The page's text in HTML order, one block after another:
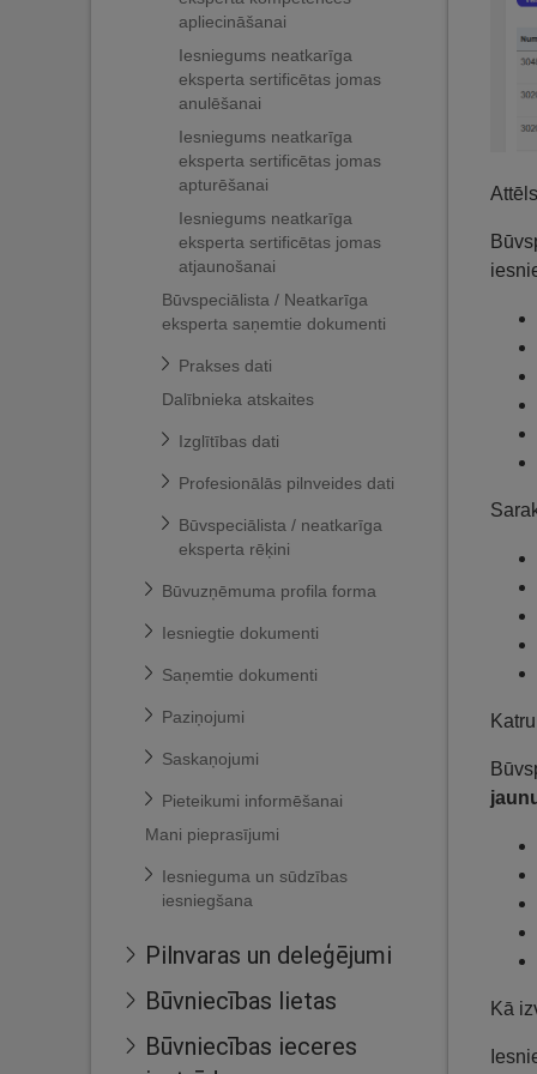
apliecināšanai
Iesniegums neatkarīga
eksperta sertificētas jomas
anulēšanai
Iesniegums neatkarīga
eksperta sertificētas jomas
apturēšanai
Iesniegums neatkarīga
eksperta sertificētas jomas
atjaunošanai
Būvspeciālista / Neatkarīga
eksperta saņemtie dokumenti
Prakses dati
Dalībnieka atskaites
Izglītības dati
Profesionālās pilnveides dati
Būvspeciālista / neatkarīga
eksperta rēķini
Būvuzņēmuma profila forma
Iesniegtie dokumenti
Saņemtie dokumenti
Paziņojumi
Saskaņojumi
Pieteikumi informēšanai
Mani pieprasījumi
Iesnieguma un sūdzības
iesniegšana
Pilnvaras un deleģējumi
Būvniecības lietas
Būvniecības ieceres
Kā